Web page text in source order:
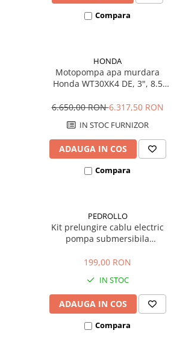
Compara
HONDA
Motopompa apa murdara
Honda WT30XK4 DE, 3", 8.5
Hmax. 25 m
6.650,00 RON6.317,50 RON
IN STOC FURNIZOR
ADAUGA IN COS
Compara
PEDROLLO
Kit prelungire cablu electric
pompa submersibila
mm
199,00 RON
IN STOC
ADAUGA IN COS
Compara